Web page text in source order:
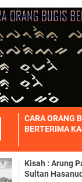
CARA ORANG
BERTERIMA
Kisah : Arung
Sultan